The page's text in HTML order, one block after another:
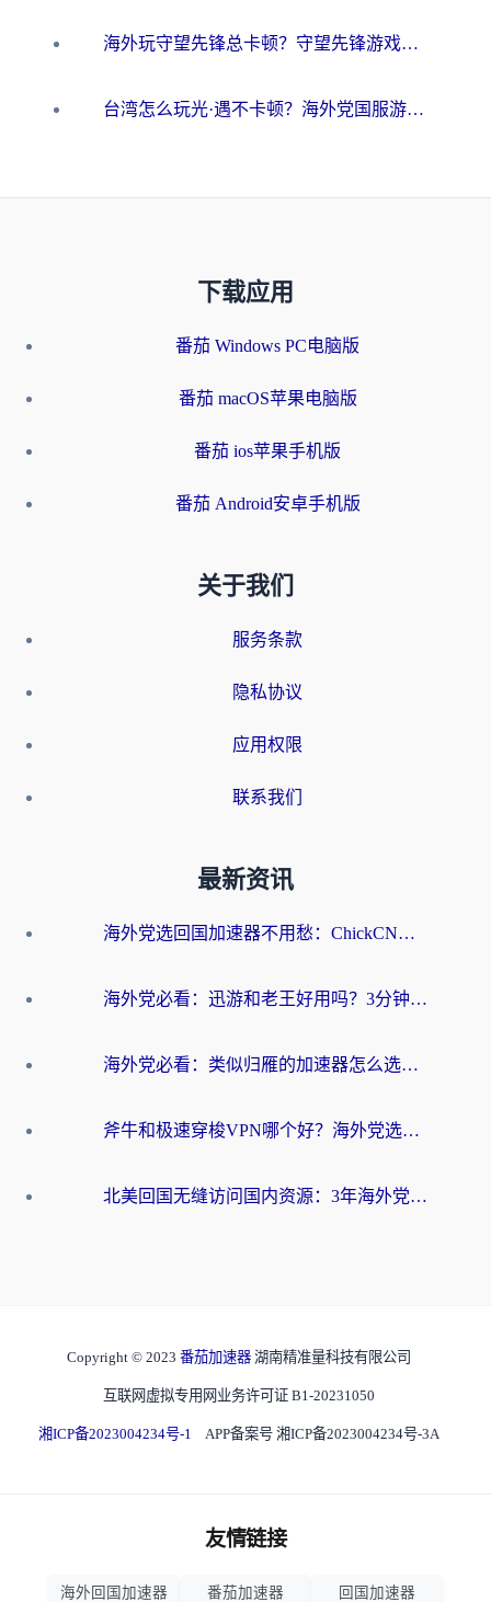
海外玩守望先锋总卡顿？守望先锋游戏加速器在哪里买&避坑指南（附欧洲非洲游戏实测）
台湾怎么玩光·遇不卡顿？海外党国服游戏加速终极攻略（附实测体验）
下载应用
番茄 Windows PC电脑版
番茄 macOS苹果电脑版
番茄 ios苹果手机版
番茄 Android安卓手机版
关于我们
服务条款
隐私协议
应用权限
联系我们
最新资讯
海外党选回国加速器不用愁：ChickCN和洞见哪个好？一篇搞定所有疑问
海外党必看：迅游和老王好用吗？3分钟选对加速国内网络的加速器
海外党必看：类似归雁的加速器怎么选？一篇搞定无缝访问国内资源
斧牛和极速穿梭VPN哪个好？海外党选回国加速器必看的真实对比与避坑指南
北美回国无缝访问国内资源：3年海外党亲测的加速器选择指南
Copyright © 2023 番茄加速器 湖南精准量科技有限公司
互联网虚拟专用网业务许可证 B1-20231050
湘ICP备2023004234号-1 APP备案号 湘ICP备2023004234号-3A
友情链接
海外回国加速器 番茄加速器 回国加速器